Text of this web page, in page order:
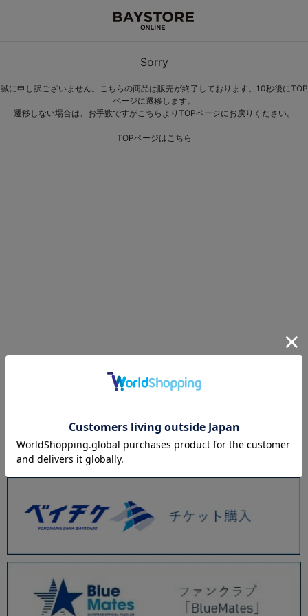
Sorry
誠に申し訳ございません。こちらの商品は販売が終了しております。10秒後にTOP
ページに遷移します。
遷移しない場合は、お手数ですがこちらよりTOPページにお戻りください。
TOPページはこちら